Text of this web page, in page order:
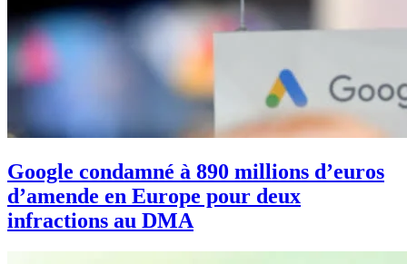
Google condamné à 890 millions d’euros
d’amende en Europe pour deux
infractions au DMA